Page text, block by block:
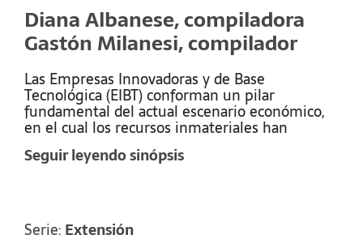
Diana Albanese, compiladora
Gastón Milanesi, compilador
Las Empresas Innovadoras y de Base
Tecnológica (EIBT) conforman un pilar
fundamental del actual escenario económico,
en el cual los recursos inmateriales han
adquirido un rol relevante en el desarrollo de
ventajas competitivas para lograr un adecuado
Carlos Ferreira, Claudio Genovese, Fernando
Seguir leyendo sinópsis
Serie: Extensión